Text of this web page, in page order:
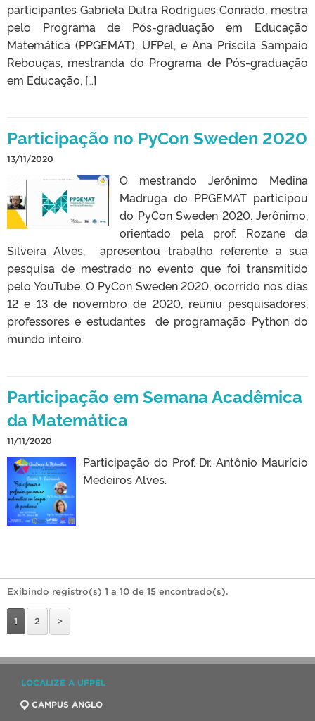
participantes Gabriela Dutra Rodrigues Conrado, mestra
pelo Programa de Pós-graduação em Educação
Matemática (PPGEMAT), UFPel, e Ana Priscila Sampaio
Rebouças, mestranda do Programa de Pós-graduação
em Educação, […]
Participação no PyCon Sweden 2020
13/11/2020
O mestrando Jerônimo Medina
Madruga do PPGEMAT participou
do PyCon Sweden 2020. Jerônimo,
orientado pela prof. Rozane da
Silveira Alves, apresentou trabalho referente a sua
pesquisa de mestrado no evento que foi transmitido
pelo YouTube. O PyCon Sweden 2020, ocorrido nos dias
12 e 13 de novembro de 2020, reuniu pesquisadores,
professores e estudantes de programação Python do
mundo inteiro.
Participação em Semana Acadêmica
da Matemática
11/11/2020
Participação do Prof. Dr. Antônio Maurício
Medeiros Alves.
Exibindo registro(s) 1 a 10 de 15 encontrado(s).
1 2 >
LOCALIZE A UFPEL
CAMPUS ANGLO